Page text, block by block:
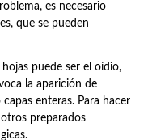
es necesario
que se pueden
puede ser el oídio,
la aparición de
enteras. Para hacer
preparados